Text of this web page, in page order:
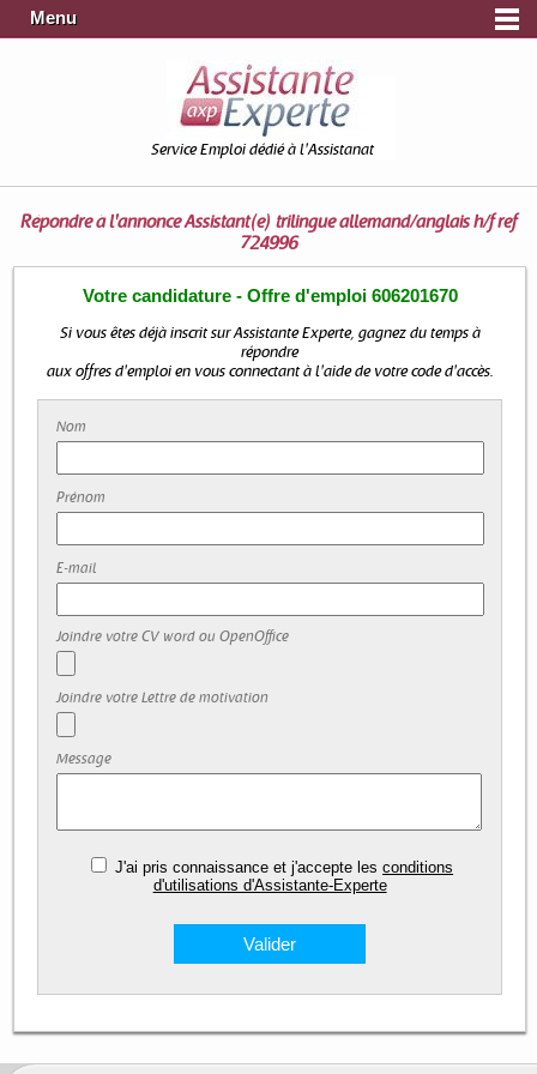
Menu
Service Emploi dédié à l'Assistanat
Répondre à l'annonceAssistant(e) trilingue allemand/anglais h/f ref
724996
Votre candidature - Offre d'emploi 606201670
Si vous êtes déjà inscrit sur Assistante Experte, gagnez du temps à
répondre
aux offres d'emploi en vous connectant à l'aide de votre code d'accès.
Nom
Prénom
E-mail
Joindre votre CV word ou OpenOffice
Joindre votre Lettre de motivation
Message
J'ai pris connaissance et j'accepte lesconditions
d'utilisations d'Assistante-Experte